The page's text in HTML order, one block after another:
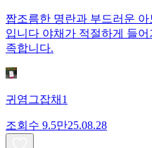
짭조름한 명란과 부드러운
입니다 야채가 적절하게 들
족합니다.
귀염그잡채1
조회수 9.5만25.08.28